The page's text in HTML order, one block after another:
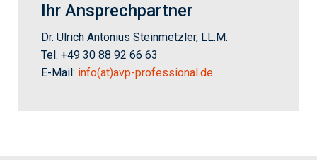
Ihr Ansprechpartner
Dr. Ulrich Antonius Steinmetzler, LL.M.
Tel. +49 30 88 92 66 63
E-Mail: info(at)avp-professional.de